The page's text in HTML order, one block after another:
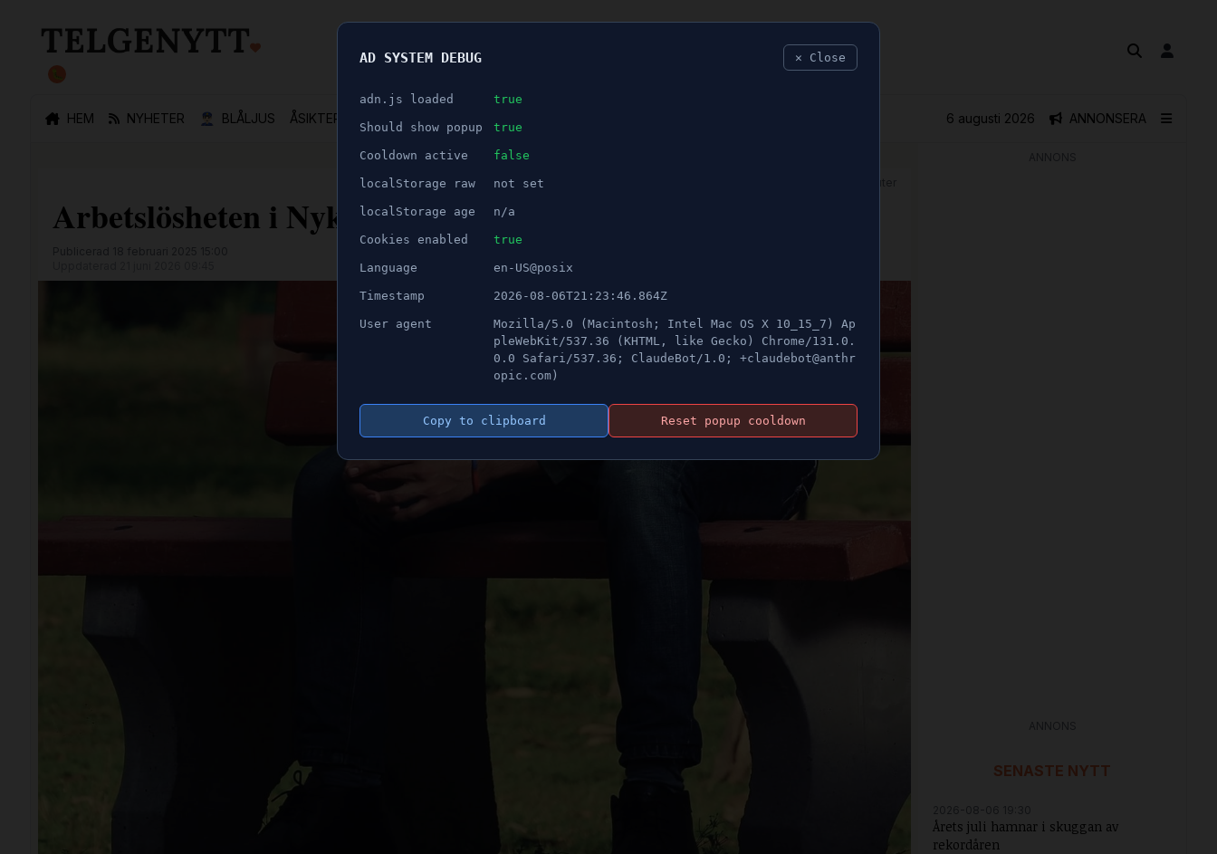
HEM NYHETER 👮🏻‍♂️ BLÅLJUS ÅSIKTER SPORT NÖJE ANNONSERA
6 augusti 2026
ANNONS
Arbetslösheten i Nykvarn når högsta nivån sedan 2021
SENASTE NYTT
Årets juli hamnar i skuggan av
rekordåren
AD SYSTEM DEBUG ✕ Close
adn.js loaded true
Should show popup true
Cooldown active false
localStorage raw not set
localStorage age n/a
Cookies enabled true
Language en-US@posix
Timestamp 2026-08-06T21:23:46.864Z
User agent
Mozilla/5.0 (Macintosh; Intel Mac OS X 10_15_7) Ap
pleWebKit/537.36 (KHTML, like Gecko) Chrome/131.0.
0.0 Safari/537.36; ClaudeBot/1.0; +claudebot@anthr
opic.com)
Copy to clipboard Reset popup cooldown